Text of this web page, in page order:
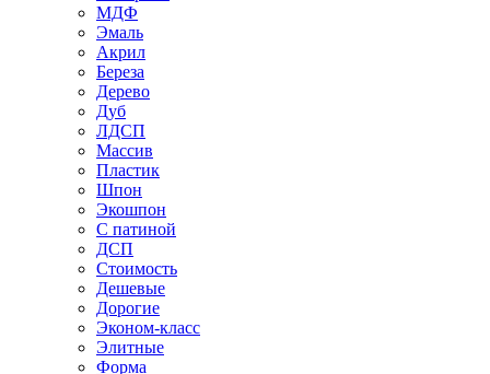
МДФ
Эмаль
Акрил
Береза
Дерево
Дуб
ЛДСП
Массив
Пластик
Шпон
Экошпон
С патиной
ДСП
Стоимость
Дешевые
Дорогие
Эконом-класс
Элитные
Форма